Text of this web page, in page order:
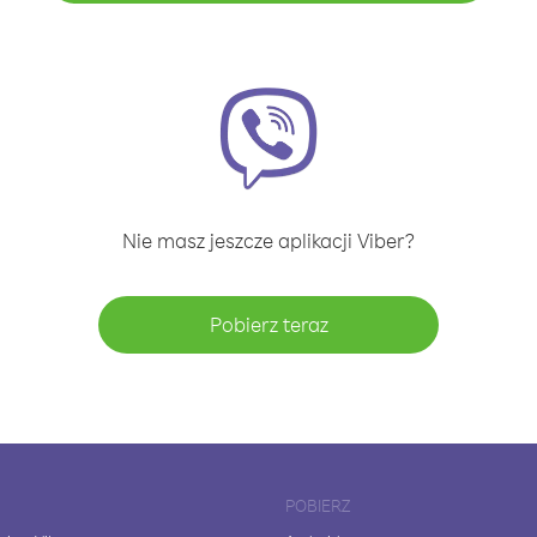
Nie masz jeszcze aplikacji Viber?
Pobierz teraz
POBIERZ